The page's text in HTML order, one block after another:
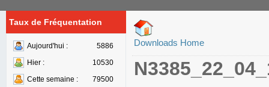
Taux de Fréquentation
Aujourd'hui :
5886
Hier :
10530
Cette semaine :
79500
Downloads Home